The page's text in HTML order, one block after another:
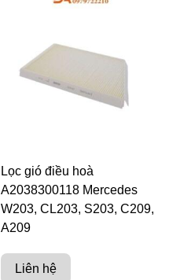
Lọc gió điều hoà
A2038300118 Mercedes
W203, CL203, S203, C209,
A209
Liên hệ